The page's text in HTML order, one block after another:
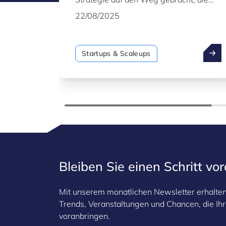
darauf abzielt, innovative Unternehmen
strategische Autonomie der Union zu
stärken.
22/08/2025
Startups & Scaleups
Bleiben Sie einen Schritt
Mit unserem monatlichen Newsletter
Trends, Veranstaltungen und Chancen, die
voranbringen.